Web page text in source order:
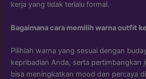
kerja yang tidak terlalu formal.
Bagaimana cara memilih warna outfit
Pilihlah warna yang sesuai dengan
kepribadian Anda, serta pertimbangkan
bisa meningkatkan mood dan percaya